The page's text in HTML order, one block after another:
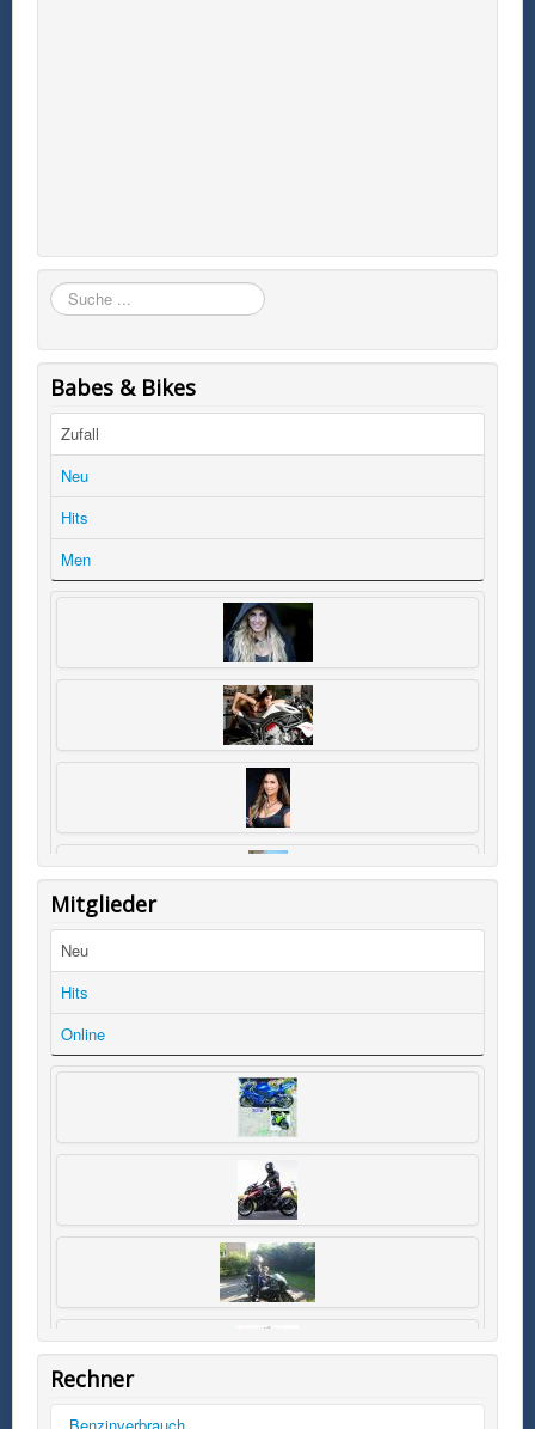
Suchen
Babes & Bikes
Zufall
Neu
Hits
Men
Mitglieder
Neu
Hits
Online
Rechner
Benzinverbrauch